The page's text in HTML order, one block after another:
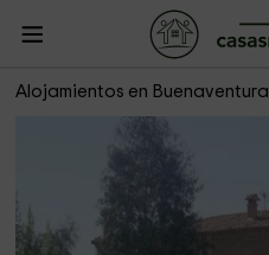
Alojamientos en Buenaventura
Rincón de la Fuente